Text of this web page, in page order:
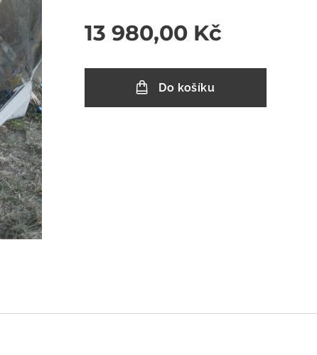
13 980,00 Kč
Do košíku